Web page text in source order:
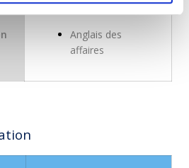
Anglais des
affaires